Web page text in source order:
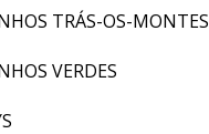
TRÁS-OS-MONTES
VERDES